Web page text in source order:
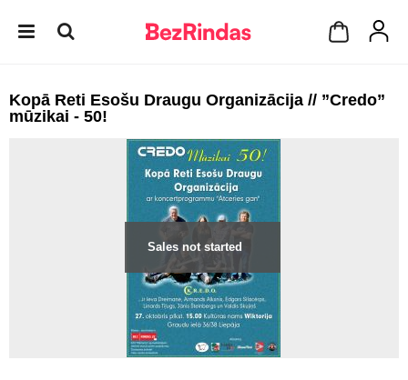
Kopā Reti Esošu Draugu Organizācija // ”Credo”
mūzikai - 50!
Sales not started